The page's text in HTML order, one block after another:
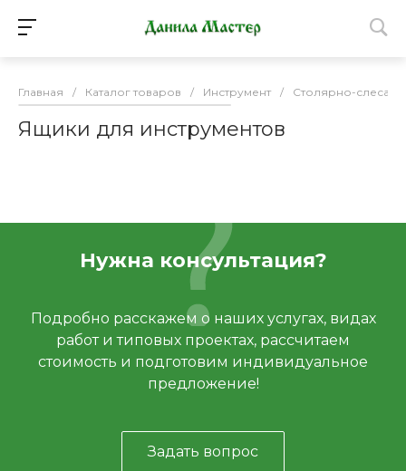
Главная / Каталог товаров / Инструмент / Столярно-
Ящики для инструментов
Нужна консультация?
Подробно расскажем о наших услугах, видах
работ и типовых проектах, рассчитаем
стоимость и подготовим индивидуальное
предложение!
Задать вопрос